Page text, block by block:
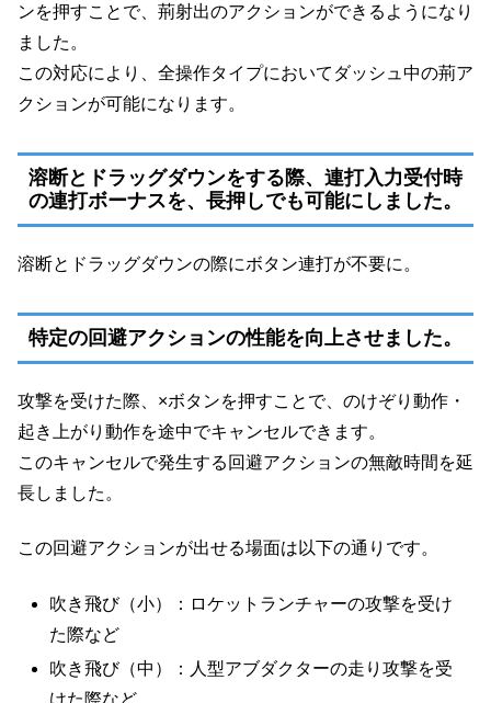
ンを押すことで、荊射出のアクションができるようになり
ました。
この対応により、全操作タイプにおいてダッシュ中の荊ア
クションが可能になります。
溶断とドラッグダウンをする際、連打入力受付時
の連打ボーナスを、長押しでも可能にしました。
溶断とドラッグダウンの際にボタン連打が不要に。
特定の回避アクションの性能を向上させました。
攻撃を受けた際、×ボタンを押すことで、のけぞり動作・
起き上がり動作を途中でキャンセルできます。
このキャンセルで発生する回避アクションの無敵時間を延
長しました。
この回避アクションが出せる場面は以下の通りです。
吹き飛び（小）：ロケットランチャーの攻撃を受け
た際など
吹き飛び（中）：人型アブダクターの走り攻撃を受
けた際など